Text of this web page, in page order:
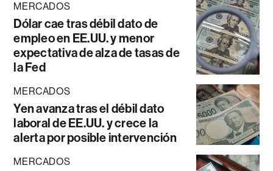
MERCADOS
Dólar cae tras débil dato de
empleo en EE.UU. y menor
expectativa de alza de tasas de
la Fed
MERCADOS
Yen avanza tras el débil dato
laboral de EE.UU. y crece la
alerta por posible intervención
MERCADOS